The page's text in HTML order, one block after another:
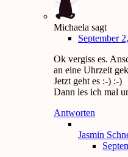
Michaela sagt
September
Ok vergiss es.
an eine Uhrzeit
Jetzt geht es :-) :-)
Dann les ich mal
Antworten
Jasmin